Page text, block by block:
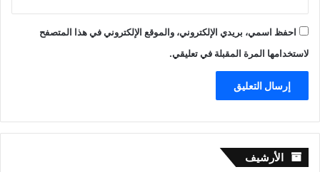
احفظ اسمي، بريدي الإلكتروني، والموقع الإلكتروني في هذا المتصفح
لاستخدامها المرة المقبلة في تعليقي.
الأرشيف الأرشيف